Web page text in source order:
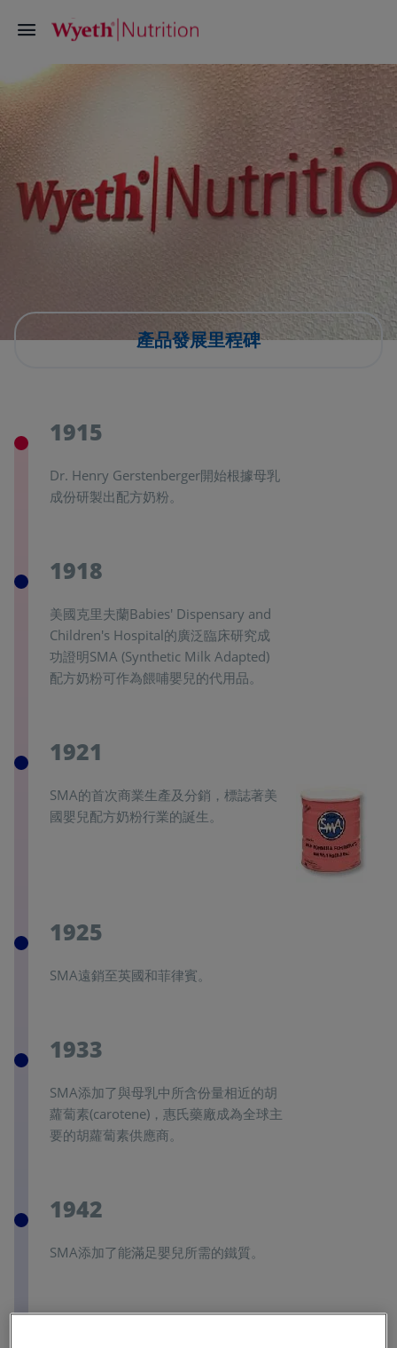
產品發展里程碑
1915
Dr. Henry Gerstenberger開始根據母乳
成份研製出配方奶粉。
1918
美國克里夫蘭Babies' Dispensary and
Children's Hospital的廣泛臨床研究成
功證明SMA (Synthetic Milk Adapted)
配方奶粉可作為餵哺嬰兒的代用品。
1921
SMA的首次商業生產及分銷，標誌著美
國嬰兒配方奶粉行業的誕生。
1925
SMA遠銷至英國和菲律賓。
1933
SMA添加了與母乳中所含份量相近的胡
蘿蔔素(carotene)，惠氏藥廠成為全球主
要的胡蘿蔔素供應商。
1942
SMA添加了能滿足嬰兒所需的鐵質。